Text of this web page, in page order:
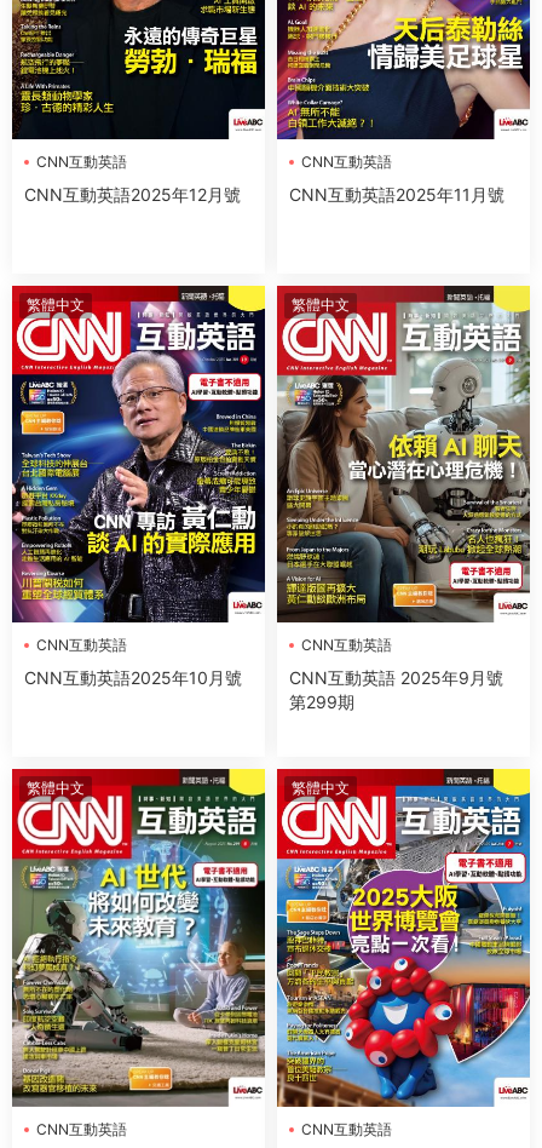
CNN互動英語
CNN互動英語2025年12月號
CNN互動英語
CNN互動英語2025年11月號
繁體中文
CNN互動英語
CNN互動英語2025年10月號
繁體中文
CNN互動英語
CNN互動英語 2025年9月號
第299期
繁體中文
CNN互動英語
繁體中文
CNN互動英語